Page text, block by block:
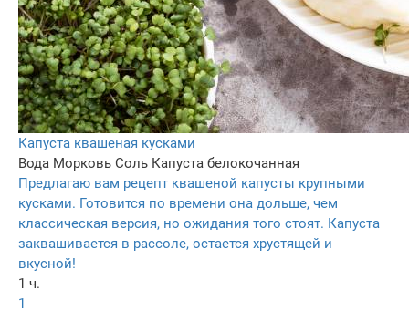
Капуста квашеная кусками
Вода Морковь Соль Капуста белокочанная
Предлагаю вам рецепт квашеной капусты крупными
кусками. Готовится по времени она дольше, чем
классическая версия, но ожидания того стоят. Капуста
заквашивается в рассоле, остается хрустящей и
вкусной!
1 ч.
1